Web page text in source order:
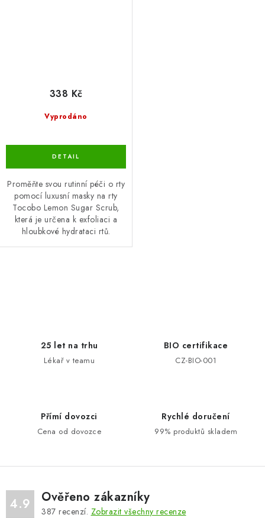
Vyprodáno
338 Kč
Proměňte svou rutinní péči o rty
pomocí luxusní masky na rty
Tocobo Lemon Sugar Scrub,
která je určena k exfoliaci a
hloubkové hydrataci rtů.
y
ý
25 let na trhu
Lékař v teamu
BIO certifikace
CZ-BIO-001
Přímí dovozci
Cena od dovozce
Rychlé doručení
99% produktů skladem
4.9 Ověřeno zákazníky
387 recenzí. Zobrazit všechny recenze